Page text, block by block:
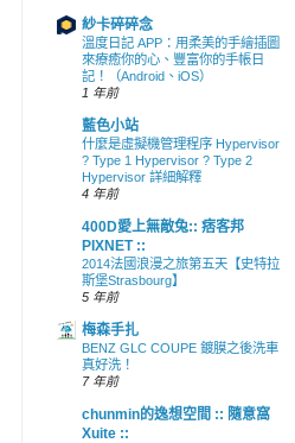
紗卡碎碎念
溫度日記 APP：用柔美的手繪插圖
來療癒你的心、豐富你的手帳日
記！（Android、iOS）
1 年前
藍色小站
什麼是虛擬機管理程序 Hypervisor
? Type 1 Hypervisor ? Type 2
Hypervisor 詳細解釋
4 年前
400D愛上無敵兔:: 痞客邦
PIXNET ::
2014法國浪漫之旅第五天【史特拉
斯堡Strasbourg】
5 年前
梅森手扎
BENZ GLC COUPE 鍍膜之後洗車
真好洗！
7 年前
chunmin的逸想空間 :: 隨意窩
Xuite ::